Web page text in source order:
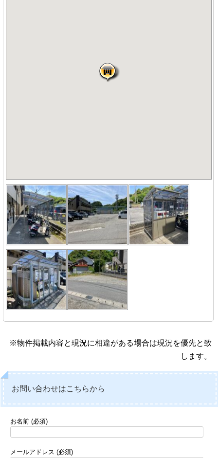
※物件掲載内容と現況に相違がある場合は現況を優先と致
します。
お問い合わせはこちらから
お名前 (必須)
メールアドレス (必須)